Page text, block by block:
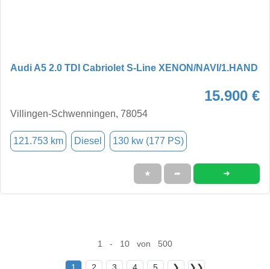
Audi A5 2.0 TDI Cabriolet S-Line XENON/NAVI/1.HAND
15.900 €
Villingen-Schwenningen, 78054
121.753 km Diesel 130 kw (177 PS)
★ ➦ ➜
1 - 10 von 500